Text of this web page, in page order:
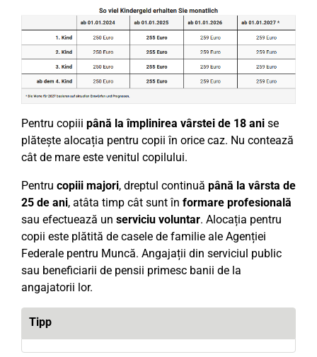
Pentru copiii până la împlinirea vârstei de 18 ani se
plătește alocația pentru copii în orice caz. Nu contează
cât de mare este venitul copilului.
Pentru copiii majori, dreptul continuă până la vârsta de
25 de ani, atâta timp cât sunt în formare profesională
sau efectuează un serviciu voluntar. Alocația pentru
copii este plătită de casele de familie ale Agenției
Federale pentru Muncă. Angajații din serviciul public
sau beneficiarii de pensii primesc banii de la
angajatorii lor.
Tipp